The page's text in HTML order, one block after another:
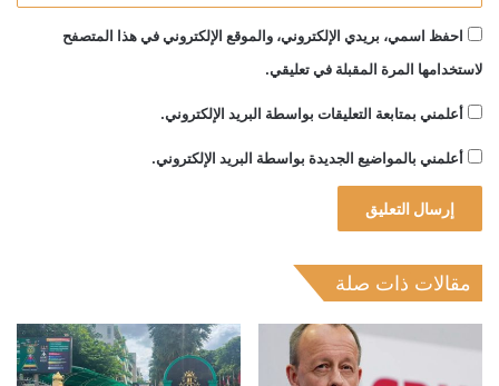
احفظ اسمي، بريدي الإلكتروني، والموقع الإلكتروني في هذا المتصفح
لاستخدامها المرة المقبلة في تعليقي.
أعلمني بمتابعة التعليقات بواسطة البريد الإلكتروني.
أعلمني بالمواضيع الجديدة بواسطة البريد الإلكتروني.
مقالات ذات صلة